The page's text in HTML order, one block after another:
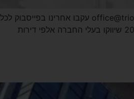
אתר הבית – TRIO שיווק פרויקטים חדשים כתובתנו: שדרות מוריה 52, חיפה טלפון: 2142* זמינים גם בוואטסאפ! דוא"ל: office@triooo.co.il עקבו אחרינו בפייסבוק לכל
הפרויקטים חברת TRIO – שיווק פרויקטים בנדל"ן הינה אחת מחברות שיווק הפרויקטים הבולטות והמתפתחות בארץ, מאז שנת 2013 שיווקו בעלי החברה אלפי דירות